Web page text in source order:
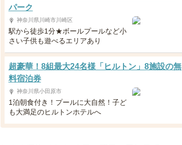
パーク
神奈川県川崎市川崎区
駅から徒歩1分★ボールプールなど小
さい子供も遊べるエリアあり
超豪華！8組最大24名様「ヒルトン」8施設の無
料宿泊券
神奈川県小田原市
1泊朝食付き！プールに大自然！子ど
も大満足のヒルトンホテルへ